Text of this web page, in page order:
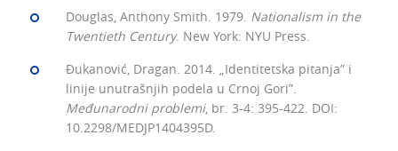
Douglas, Anthony Smith. 1979. Nationalism in the
Twentieth Century. New York: NYU Press.
Đukanović, Dragan. 2014. „Identitetska pitanja” i
linije unutrašnjih podela u Crnoj Gori”.
Međunarodni problemi, br. 3-4: 395-422. DOI:
10.2298/MEDJP1404395D.